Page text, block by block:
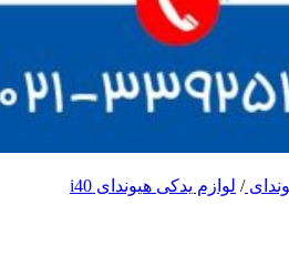
/ لوازم یدکی هیوندای i40